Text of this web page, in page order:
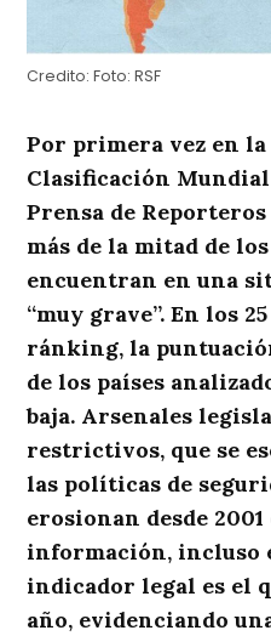
Credito: Foto: RSF
Por primera vez en
Clasificación
Prensa de
más de la mitad de
encuentran en una
“muy grave”. En los
ránking, la
de los países
baja. Arsenales
restrictivos, que se
las políticas de
erosionan desde
información, incluso
indicador legal es el
año, evidenciando